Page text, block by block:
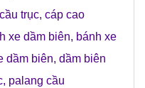
trục, cáp cao
xe dầm biên, bánh xe
dầm biên, dầm biên
, palang cầu